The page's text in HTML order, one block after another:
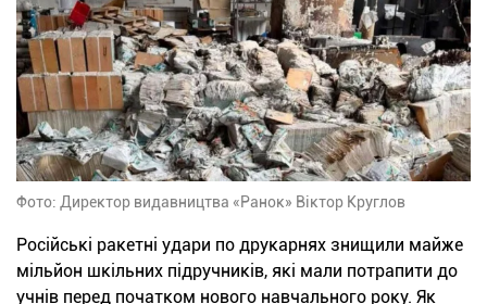
Фото: Директор видавництва «Ранок» Віктор Круглов
Російські ракетні удари по друкарнях знищили майже
мільйон шкільних підручників, які мали потрапити до
учнів перед початком нового навчального року. Як